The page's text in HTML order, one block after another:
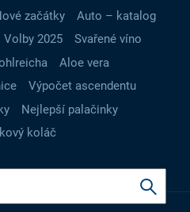
začátky
Auto – katalog
Volby 2025
Svařené víno
Aloe vera
Výpočet ascendentu
Nejlepší palačinky
koláč